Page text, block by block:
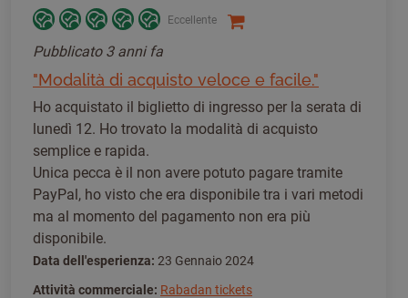
Eccellente
Pubblicato 3 anni fa
"Modalità di acquisto veloce e facile."
Ho acquistato il biglietto di ingresso per la serata di
lunedì 12. Ho trovato la modalità di acquisto
semplice e rapida.
Unica pecca è il non avere potuto pagare tramite
PayPal, ho visto che era disponibile tra i vari metodi
ma al momento del pagamento non era più
disponibile.
Data dell'esperienza: 23 Gennaio 2024
Attività commerciale: Rabadan tickets